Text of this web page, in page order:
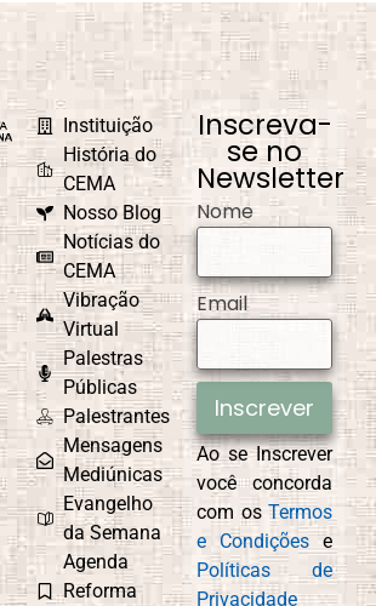
Instituição
História do
CEMA
Nosso Blog
Notícias do
CEMA
Vibração
Virtual
Palestras
Públicas
Palestrantes
Mensagens
Mediúnicas
Evangelho
da Semana
Agenda
Reforma
Inscreva-
se no
Newsletter
Nome
Email
Inscrever
Ao se Inscrever
você concorda
com osTermos
e Condições e
Políticas de
Privacidade